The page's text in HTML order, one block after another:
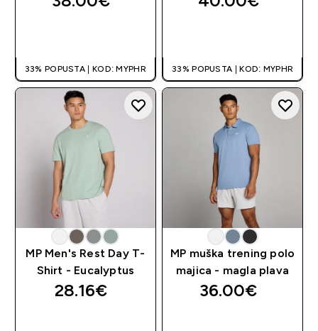
33% POPUSTA | KOD: MYPHR 33% POPUSTA | KOD: MYPHR
MP Men's Rest Day T-
Shirt - Eucalyptus
28.16€‎
MP muška trening polo
majica - magla plava
36.00€‎